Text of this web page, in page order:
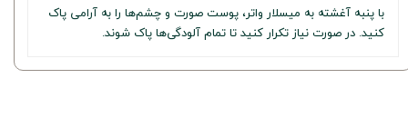
با پنبه آغشته به میسلار واتر، پوست صورت و چشم‌ها را به آرامی پاک
کنید. در صورت نیاز تکرار کنید تا تمام آلودگی‌ها پاک شوند.